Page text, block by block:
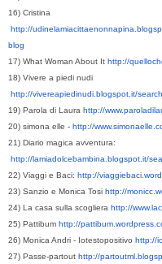
16) Cristina
http://
blog
17) What Woman About It http://
18) Vivere a piedi nudi
http://vivereapiedinudi.blogspot.it/
19) Parola di Laura http://
20) simona elle - http://
21) Diario magica avventura:
http://lamiadolcebambina.blogspot.it/
22) Viaggi e Baci: http://
23) Sanzio e Monica Tosi http://
24) La casa sulla scogliera http://
25) Pattibum http://
26) Monica Andri - Iotestopositivo http://
27) Passe-partout http://